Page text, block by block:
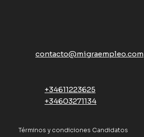
contacto@migraempleo.com
+34611223625
+34603271134
Términos y condiciones Candidatos